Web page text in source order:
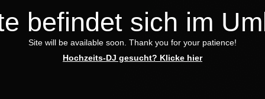
befindet sich im
Site will be available soon. Thank you for your patience!
Hochzeits-DJ gesucht? Klicke hier